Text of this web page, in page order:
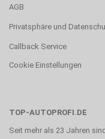
AGB
Privatsphäre und
Callback Service
Cookie Einstellungen
TOP-AUTOPROFI.DE
Seit mehr als 23 Jahren